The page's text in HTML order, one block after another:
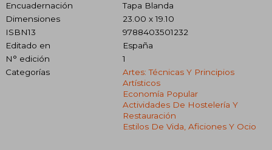
Encuadernación
Tapa Blanda
Dimensiones
23.00 x 19.10
ISBN13
9788403501232
Editado en
España
N° edición
1
Categorías
Artes: Técnicas Y Principios
Artísticos
Economía Popular
Actividades De Hostelería Y
Restauración
Estilos De Vida, Aficiones Y Ocio